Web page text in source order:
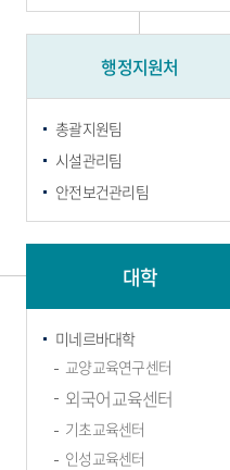
행정지원처
총괄지원팀
시설관리팀
안전보건관리팀
대학
미네르바대학
교양교육연구센터
외국어교육센터
기초교육센터
인성교육센터